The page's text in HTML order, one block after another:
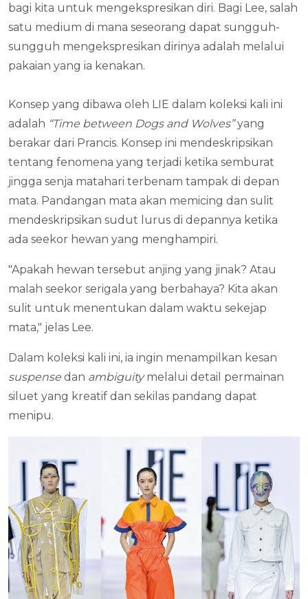
bagi kita untuk mengekspresikan diri. Bagi Lee, salah
satu medium di mana seseorang dapat sungguh-
sungguh mengekspresikan dirinya adalah melalui
pakaian yang ia kenakan.
Konsep yang dibawa oleh LIE dalam koleksi kali ini
adalah “Time between Dogs and Wolves”yang
berakar dari Prancis. Konsep ini mendeskripsikan
tentang fenomena yang terjadi ketika semburat
jingga senja matahari terbenam tampak di depan
mata. Pandangan mata akan memicing dan sulit
mendeskripsikan sudut lurus di depannya ketika
ada seekor hewan yang menghampiri.
"Apakah hewan tersebut anjing yang jinak? Atau
malah seekor serigala yang berbahaya? Kita akan
sulit untuk menentukan dalam waktu sekejap
mata," jelas Lee.
Dalam koleksi kali ini, ia ingin menampilkan kesan
suspense dan ambiguitymelalui detail permainan
siluet yang kreatif dan sekilas pandang dapat
menipu.